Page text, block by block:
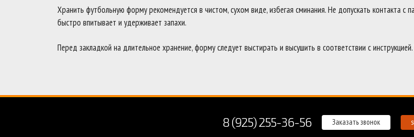
Хранить футбольную форму рекомендуется в чистом, сухом виде, избегая сминания. Не допускать контакта с
быстро впитывает и удерживает запахи.
Перед закладкой на длительное хранение, форму следует выстирать и высушить в соответствии с
8 (925) 255-36-56 Заказать звонок